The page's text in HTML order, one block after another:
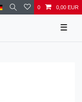
0 0,00 EUR
☰